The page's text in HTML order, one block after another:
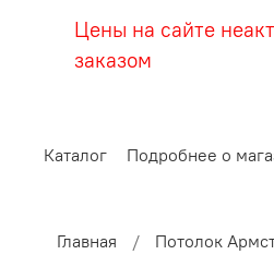
Цены на сайте
заказом
Каталог Подробнее о
Главная Потолок